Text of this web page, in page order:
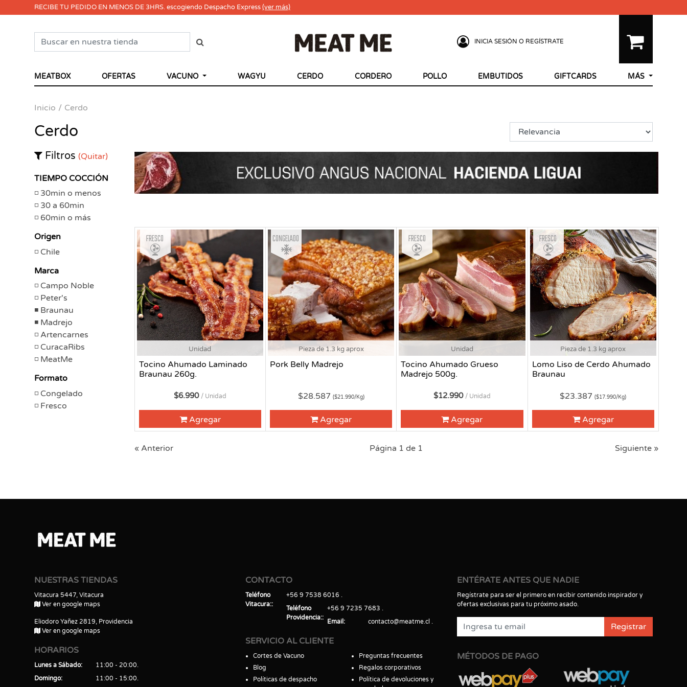
RECIBE TU PEDIDO EN MENOS DE 3HRS. escogiendo Despacho Express(ver más)
INICIA SESIÓN O REGÍSTRATE
MEATBOX OFERTAS VACUNO WAGYU CERDO CORDERO POLLO EMBUTIDOS GIFTCARDS MÁS
Inicio Cerdo
Cerdo
Filtros (Quitar)
TIEMPO COCCIÓN
30min o menos
30 a 60min
60min o más
Origen
Chile
Marca
Campo Noble
Peter's
Braunau
Madrejo
Artencarnes
CuracaRibs
MeatMe
Formato
Congelado
Fresco
Unidad
Tocino Ahumado Laminado
Braunau 260g.
Fresco
$6.990 / Unidad
Agregar
Pieza de 1.3 kg aprox
Pork Belly Madrejo
Congelado
$28.587 ($21.990/Kg)
Agregar
Unidad
Tocino Ahumado Grueso
Madrejo 500g.
Fresco
$12.990 / Unidad
Agregar
Pieza de 1.3 kg aprox
Lomo Liso de Cerdo Ahumado
Braunau
Fresco
$23.387($17.990/Kg)
Agregar
« Anterior Página 1 de 1 Siguiente »
NUESTRAS TIENDAS
Vitacura 5447, Vitacura
Ver en google maps
Eliodoro Yañez 2819, Providencia
Ver en google maps
HORARIOS
Lunes a Sábado
11:00 - 20:00
Domingo
11:00 - 15:00
CONTACTO
Teléfono
Vitacura:
+56 9 7538 6016
Teléfono
Providencia:
+56 9 7235 7683
Email
contacto@meatme.cl
SERVICIO AL CLIENTE
Cortes de Vacuno
Blog
Políticas de despacho
Preguntas frecuentes
Regalos corporativos
Política de devoluciones y
ENTÉRATE ANTES QUE NADIE
Regístrate para ser el primero en recibir contenido inspirador y
ofertas exclusivas para tu próximo asado.
Registrar
MÉTODOS DE PAGO